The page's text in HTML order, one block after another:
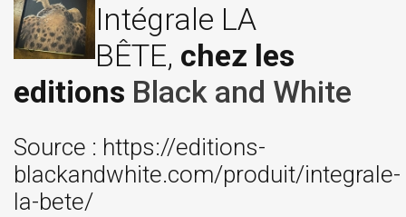
Intégrale LA
BÊTE, chez les
editions Black and White
Source : https://editions-
blackandwhite.com/produit/integrale-
la-bete/